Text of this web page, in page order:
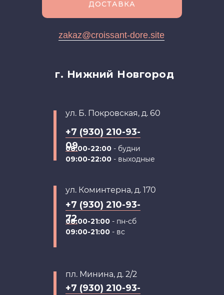
г. Нижний Новгород
ДОСТАВКА
пл. Минина, д. 2/2
+7 (930) 210-93-
ул. Б. Покровская, д. 60
08:00-22:00 - будни
09:00-22:00 - выходные
+7 (930) 210-93-
09
ул. Коминтерна, д. 170
08:00-21:00 - пн-сб
09:00-21:00 - вс
+7 (930) 210-93-
72
zakaz@croissant-dore.site